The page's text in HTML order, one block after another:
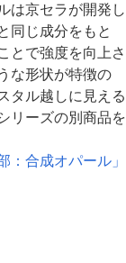
は京セラが開発し
同じ成分をもと
とで強度を向上さ
な形状が特徴の
タル越しに見える
リーズの別商品を
合成オパール」